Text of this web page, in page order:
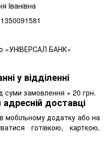
Іванівна
«УНІВЕРСАЛ БАНК»
у відділенні
суми замовлення + 20 грн.
адресній доставці
мобільному додатку або на
готівкою, карткою,